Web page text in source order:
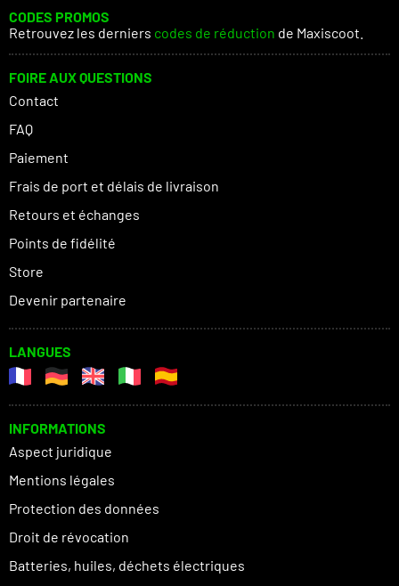
CODES PROMOS
Retrouvez les derniers codes de réduction de Maxiscoot.
FOIRE AUX QUESTIONS
Contact
FAQ
Paiement
Frais de port et délais de livraison
Retours et échanges
Points de fidélité
Store
Devenir partenaire
LANGUES
INFORMATIONS
Aspect juridique
Mentions légales
Protection des données
Droit de révocation
Batteries, huiles, déchets électriques